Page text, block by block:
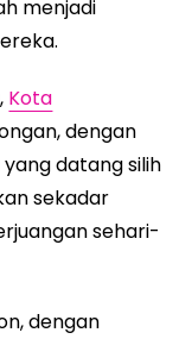
menjadi
Kota
dengan
datang silih
sekadar
sehari-
dengan